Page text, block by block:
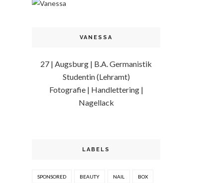
VANESSA
27 | Augsburg | B.A. Germanistik
Studentin (Lehramt)
Fotografie | Handlettering |
Nagellack
LABELS
SPONSORED BEAUTY NAIL BOX